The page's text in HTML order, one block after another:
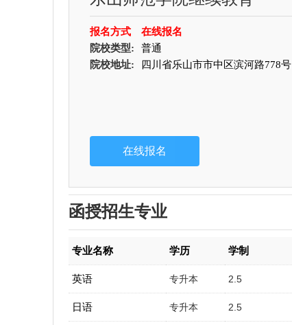
报名方式
在线报名
院校类型:
普通
院校地址:
四川省乐山市市中区滨河路778号
函授招生专业
专业名称 学历 学制
英语 专升本 2.5
日语 专升本 2.5